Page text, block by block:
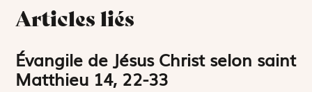
Articles liés
Évangile de Jésus Christ selon saint
Matthieu 14, 22-33